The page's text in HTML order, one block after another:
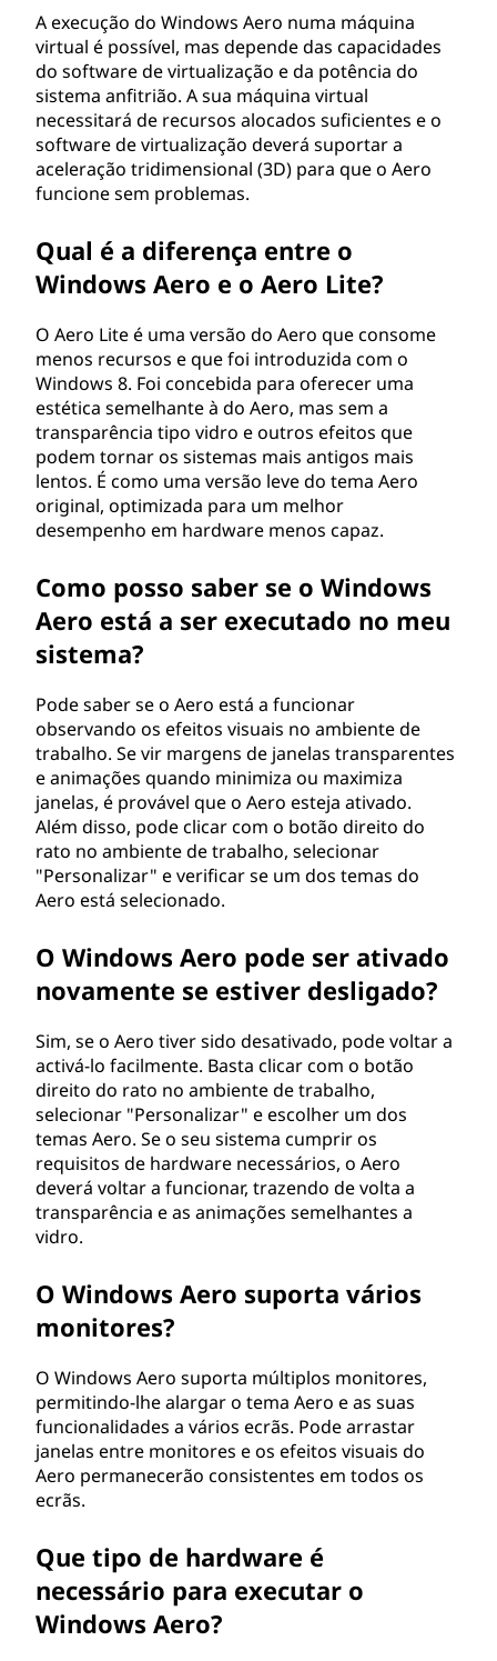
A execução do Windows Aero numa máquina
virtual é possível, mas depende das capacidades
do software de virtualização e da potência do
sistema anfitrião. A sua máquina virtual
necessitará de recursos alocados suficientes e o
software de virtualização deverá suportar a
aceleração tridimensional (3D) para que o Aero
funcione sem problemas.
Qual é a diferença entre o
Windows Aero e o Aero Lite?
O Aero Lite é uma versão do Aero que consome
menos recursos e que foi introduzida com o
Windows 8. Foi concebida para oferecer uma
estética semelhante à do Aero, mas sem a
transparência tipo vidro e outros efeitos que
podem tornar os sistemas mais antigos mais
lentos. É como uma versão leve do tema Aero
original, optimizada para um melhor
desempenho em hardware menos capaz.
Como posso saber se o Windows
Aero está a ser executado no meu
sistema?
Pode saber se o Aero está a funcionar
observando os efeitos visuais no ambiente de
trabalho. Se vir margens de janelas transparentes
e animações quando minimiza ou maximiza
janelas, é provável que o Aero esteja ativado.
Além disso, pode clicar com o botão direito do
rato no ambiente de trabalho, selecionar
"Personalizar" e verificar se um dos temas do
Aero está selecionado.
O Windows Aero pode ser ativado
novamente se estiver desligado?
Sim, se o Aero tiver sido desativado, pode voltar a
activá-lo facilmente. Basta clicar com o botão
direito do rato no ambiente de trabalho,
selecionar "Personalizar" e escolher um dos
temas Aero. Se o seu sistema cumprir os
requisitos de hardware necessários, o Aero
deverá voltar a funcionar, trazendo de volta a
transparência e as animações semelhantes a
vidro.
O Windows Aero suporta vários
monitores?
O Windows Aero suporta múltiplos monitores,
permitindo-lhe alargar o tema Aero e as suas
funcionalidades a vários ecrãs. Pode arrastar
janelas entre monitores e os efeitos visuais do
Aero permanecerão consistentes em todos os
ecrãs.
Que tipo de hardware é
necessário para executar o
Windows Aero?